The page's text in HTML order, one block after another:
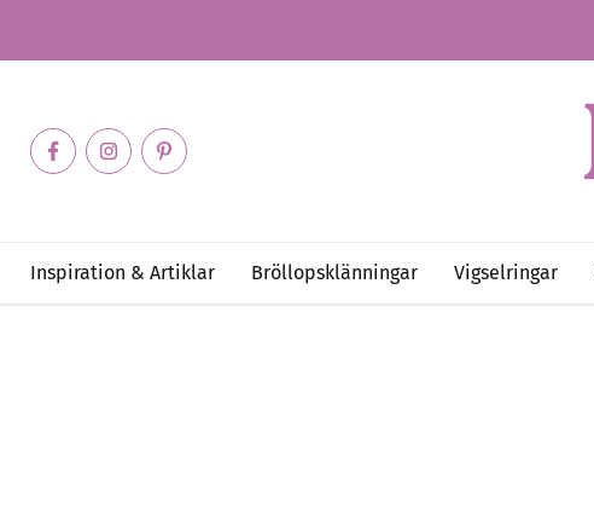
Inspiration & Artiklar Bröllopsklänningar Vigselringar